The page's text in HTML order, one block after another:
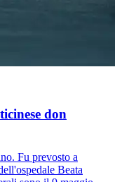
don
Fu prevosto a
Beata